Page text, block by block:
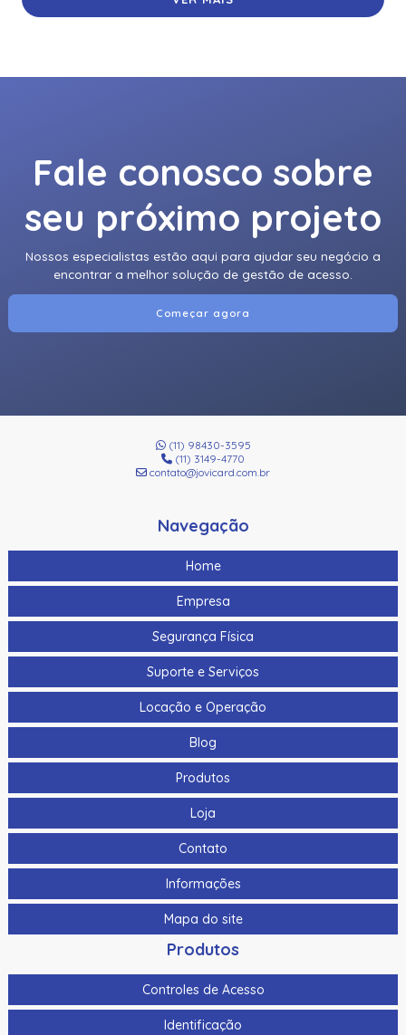
Leitora Biométrica Hid® Signo™ 25B
Leitora Com Teclado Hid Signo 20K
Leitora Com Teclado Hid Signo 40K
Leitora De Arrolamento Hid Signo
Fale conosco sobre
seu próximo projeto
Nossos especialistas estão aqui para ajudar seu negócio a
encontrar a melhor solução de gestão de acesso.
Começar agora
(11) 98430-3595
(11) 3149-4770
contato@jovicard.com.br
Navegação
Home
Empresa
Segurança Física
Suporte e Serviços
Locação e Operação
Blog
Produtos
Loja
Contato
Informações
Mapa do site
Produtos
Controles de Acesso
Identificação